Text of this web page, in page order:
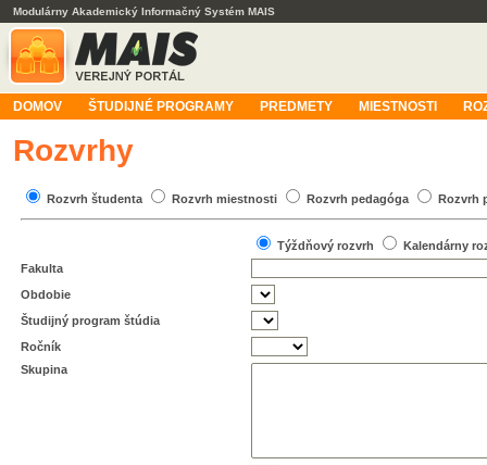
Modulárny Akademický Informačný Systém MAIS
DOMOV ŠTUDIJNÉ PROGRAMY PREDMETY MIESTNOSTI
Rozvrhy
Rozvrh študenta Rozvrh miestnosti Rozvrh pedagóga Rozvrh
Týždňový rozvrh
Kalendárny
Fakulta
Obdobie
Študijný program štúdia
Ročník
Skupina